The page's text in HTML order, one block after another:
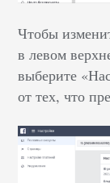
Чтобы
в левом
выберите
от тех, что